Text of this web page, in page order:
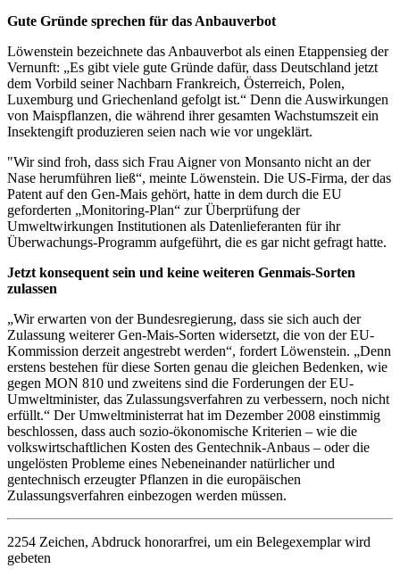
Gute Gründe sprechen für das Anbauverbot
Löwenstein bezeichnete das Anbauverbot als einen Etappensieg der
Vernunft: „Es gibt viele gute Gründe dafür, dass Deutschland jetzt
dem Vorbild seiner Nachbarn Frankreich, Österreich, Polen,
Luxemburg und Griechenland gefolgt ist.“ Denn die Auswirkungen
von Maispflanzen, die während ihrer gesamten Wachstumszeit ein
Insektengift produzieren seien nach wie vor ungeklärt.
"Wir sind froh, dass sich Frau Aigner von Monsanto nicht an der
Nase herumführen ließ“, meinte Löwenstein. Die US-Firma, der das
Patent auf den Gen-Mais gehört, hatte in dem durch die EU
geforderten „Monitoring-Plan“ zur Überprüfung der
Umweltwirkungen Institutionen als Datenlieferanten für ihr
Überwachungs-Programm aufgeführt, die es gar nicht gefragt hatte.
Jetzt konsequent sein und keine weiteren Genmais-Sorten
zulassen
„Wir erwarten von der Bundesregierung, dass sie sich auch der
Zulassung weiterer Gen-Mais-Sorten widersetzt, die von der EU-
Kommission derzeit angestrebt werden“, fordert Löwenstein. „Denn
erstens bestehen für diese Sorten genau die gleichen Bedenken, wie
gegen MON 810 und zweitens sind die Forderungen der EU-
Umweltminister, das Zulassungsverfahren zu verbessern, noch nicht
erfüllt.“ Der Umweltministerrat hat im Dezember 2008 einstimmig
beschlossen, dass auch sozio-ökonomische Kriterien – wie die
volkswirtschaftlichen Kosten des Gentechnik-Anbaus – oder die
ungelösten Probleme eines Nebeneinander natürlicher und
gentechnisch erzeugter Pflanzen in die europäischen
Zulassungsverfahren einbezogen werden müssen.
2254 Zeichen, Abdruck honorarfrei, um ein Belegexemplar wird
gebeten